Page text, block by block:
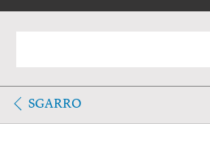
SGARRO